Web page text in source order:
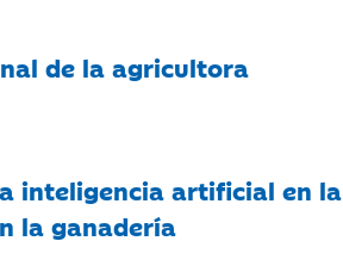
de la agricultora
inteligencia artificial en la
la ganadería